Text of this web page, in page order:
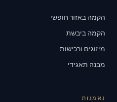
הקמה באזור חופשי
הקמה ביבשת
מיזוגים ורכישות
מבנה תאגידי
נאמנות